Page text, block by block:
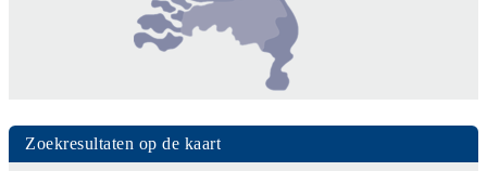
Zoekresultaten op de kaart